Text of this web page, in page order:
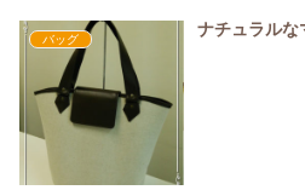
バッグ
ナチュラルな